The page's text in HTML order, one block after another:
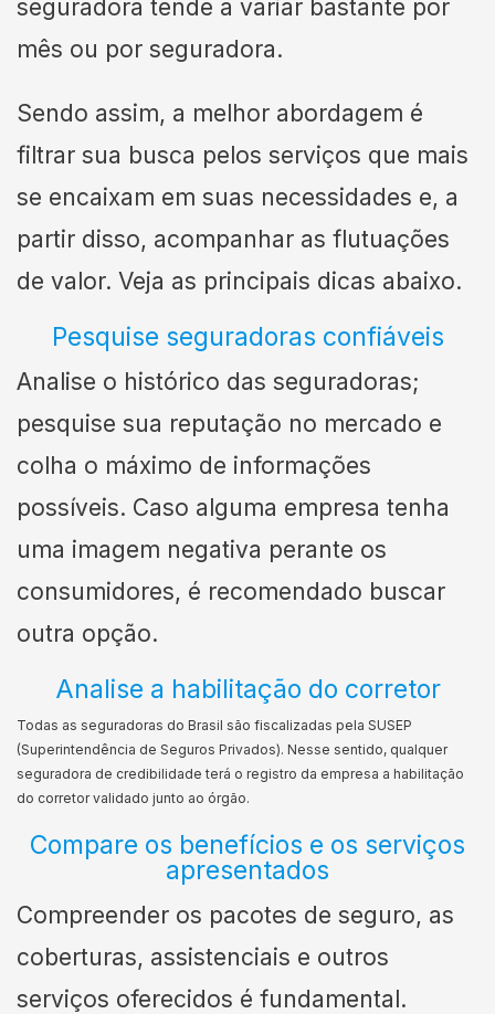
seguradora tende a variar bastante por
mês ou por seguradora.
Sendo assim, a melhor abordagem é
filtrar sua busca pelos serviços que mais
se encaixam em suas necessidades e, a
partir disso, acompanhar as flutuações
de valor. Veja as principais dicas abaixo.
Pesquise seguradoras confiáveis
Analise o histórico das seguradoras;
pesquise sua reputação no mercado e
colha o máximo de informações
possíveis. Caso alguma empresa tenha
uma imagem negativa perante os
consumidores, é recomendado buscar
outra opção.
Analise a habilitação do corretor
Todas as seguradoras do Brasil são fiscalizadas pela SUSEP
(Superintendência de Seguros Privados). Nesse sentido, qualquer
seguradora de credibilidade terá o registro da empresa a habilitação
do corretor validado junto ao órgão.
Compare os benefícios e os serviços
apresentados
Compreender os pacotes de seguro, as
coberturas, assistenciais e outros
serviços oferecidos é fundamental.